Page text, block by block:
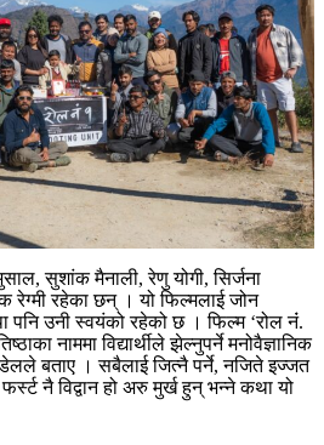
सुशांक मैनाली, रेणु योगी, सिर्जना
रेग्मी रहेका छन् । यो फिल्मलाई जोन
पनि उनी स्वयंको रहेको छ । फिल्म ‘रोल नंं.
नाममा विद्यार्थीले झेल्नुपर्ने मनोवैज्ञानिक
बताए । सबैलाई जित्नै पर्ने, नजिते इज्जत
नै विद्वान हो अरु मुर्ख हुन् भन्ने कथा यो